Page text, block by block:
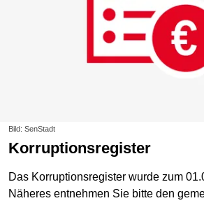
Bild: SenStadt
Korruptionsregister
Das Korruptionsregister wurde zum
Näheres entnehmen Sie bitte den